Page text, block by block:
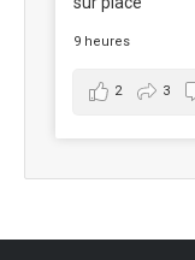
9 heures
2 3